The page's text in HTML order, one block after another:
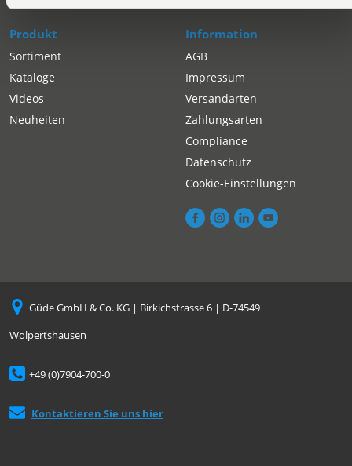
Produkt
Sortiment
Kataloge
Videos
Neuheiten
Information
AGB
Impressum
Versandarten
Zahlungsarten
Compliance
Datenschutz
Cookie-Einstellungen
Güde GmbH & Co. KG | Birkichstrasse 6 | D-74549
Wolpertshausen
+49 (0)7904-700-0
Kontaktieren Sie uns hier